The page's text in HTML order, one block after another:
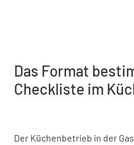
Das Format
Checkliste im
Der Küchenbetrieb in der